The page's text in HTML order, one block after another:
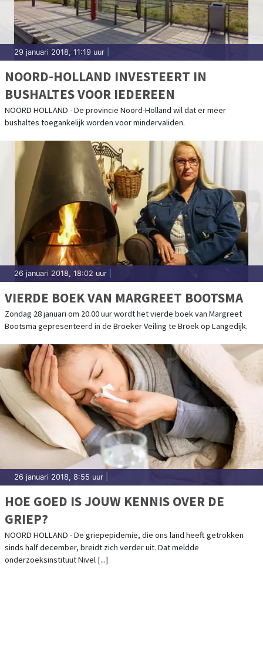
29 januari 2018, 11:19 uur
NOORD-HOLLAND INVESTEERT IN
BUSHALTES VOOR IEDEREEN
NOORD HOLLAND - De provincie Noord-Holland wil dat er meer
bushaltes toegankelijk worden voor mindervaliden.
26 januari 2018, 18:02 uur
VIERDE BOEK VAN MARGREET BOOTSMA
Zondag 28 januari om 20.00 uur wordt het vierde boek van Margreet
Bootsma gepresenteerd in de Broeker Veiling te Broek op Langedijk.
26 januari 2018, 8:55 uur
HOE GOED IS JOUW KENNIS OVER DE
GRIEP?
NOORD HOLLAND - De griepepidemie, die ons land heeft getrokken
sinds half december, breidt zich verder uit. Dat meldde
onderzoeksinstituut Nivel [...]